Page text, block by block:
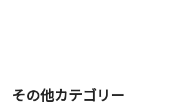
その他カテゴリー